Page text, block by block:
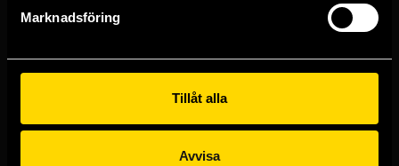
Marknadsföring
Tillåt alla
Avvisa
Göteborgsbutiken
Kungsgatan 19
Malmöbutiken